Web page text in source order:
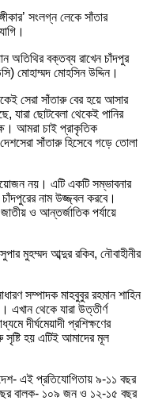
সংলগ্ন লেকে সাঁতার
অতিথির বক্তব্য রাখেন চাঁদপুর
মোহাম্মদ মোহসিন উদ্দিন।
সেরা সাঁতারু বের হয়ে আসার
ছোটবেলা থেকেই পানির
আমরা চাই প্রাকৃতিক
সাঁতারু হিসেবে গড়ে তোলা
নয়। এটি একটি সম্ভাবনার
নাম উজ্জ্বল করবে।
ও আন্তর্জাতিক পর্যায়ে
মুহম্মদ আব্দুর রকিব, নৌবাহীনীর
সম্পাদক মাহবুবুর রহমান শাহিন
থেকে যারা উত্তীর্ণ
দীর্ঘমেয়াদী প্রশিক্ষণের
সৃষ্টি হয় এটিই আমাদের মূল
এই প্রতিযোগিতায় ৯-১১ বছর
বালক- ১০৯ জন ও ১২-১৫ বছর